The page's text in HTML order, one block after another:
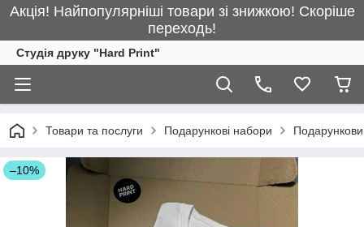
Акція! Найпопулярніші товари зі знижкою! Скоріше
переходь!
Студія друку "Hard Print"
Товари та послуги Подарункові набори
–10%